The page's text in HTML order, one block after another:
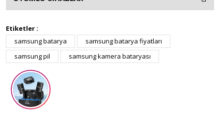
Etiketler :
samsung batarya
samsung batarya fiyatları
samsung pil
samsung kamera bataryası